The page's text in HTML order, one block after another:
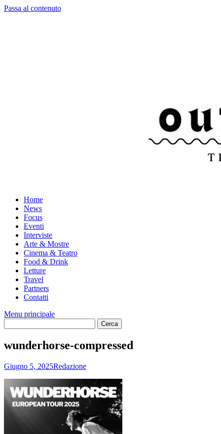
Passa al contenuto
Home
News
Focus
Eventi
Interviste
Arte & Mostre
Cinema & Teatro
Food & Drink
Letture
Travel
Partners
Contatti
Menu principale
wunderhorse-compressed
Giugno 5, 2025Redazione